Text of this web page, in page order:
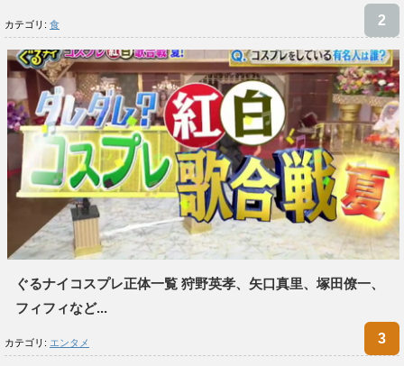
カテゴリ: 食
ぐるナイコスプレ正体一覧 狩野英孝、矢口真里、塚田僚一、
フィフィなど...
カテゴリ: エンタメ